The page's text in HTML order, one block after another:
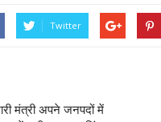
Twitter
मंत्री अपने जनपदों में